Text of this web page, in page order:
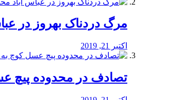
مرگ دردناک بهروز در
اکتبر 21, 2019
تصادف در محدوده پیچ